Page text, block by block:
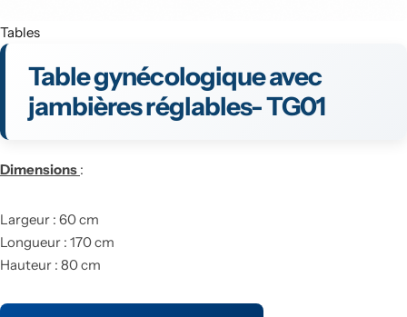
Tables
Table gynécologique avec
jambières réglables- TG01
Dimensions :
Largeur : 60 cm
Longueur : 170 cm
Hauteur : 80 cm